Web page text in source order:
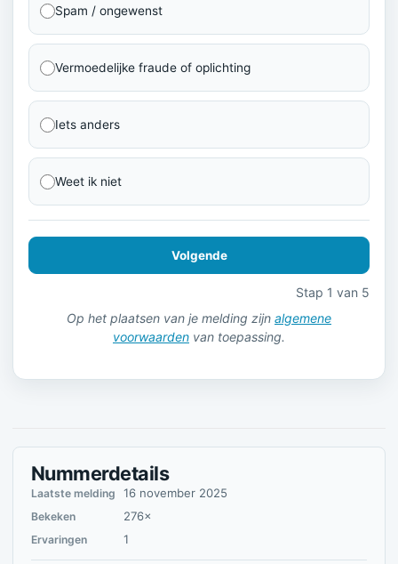
Spam / ongewenst
Vermoedelijke fraude of oplichting
Iets anders
Weet ik niet
Volgende
Stap 1 van 5
Op het plaatsen van je melding zijn algemene
voorwaarden van toepassing.
Nummerdetails
Laatste melding 16 november 2025
Bekeken 276×
Ervaringen 1